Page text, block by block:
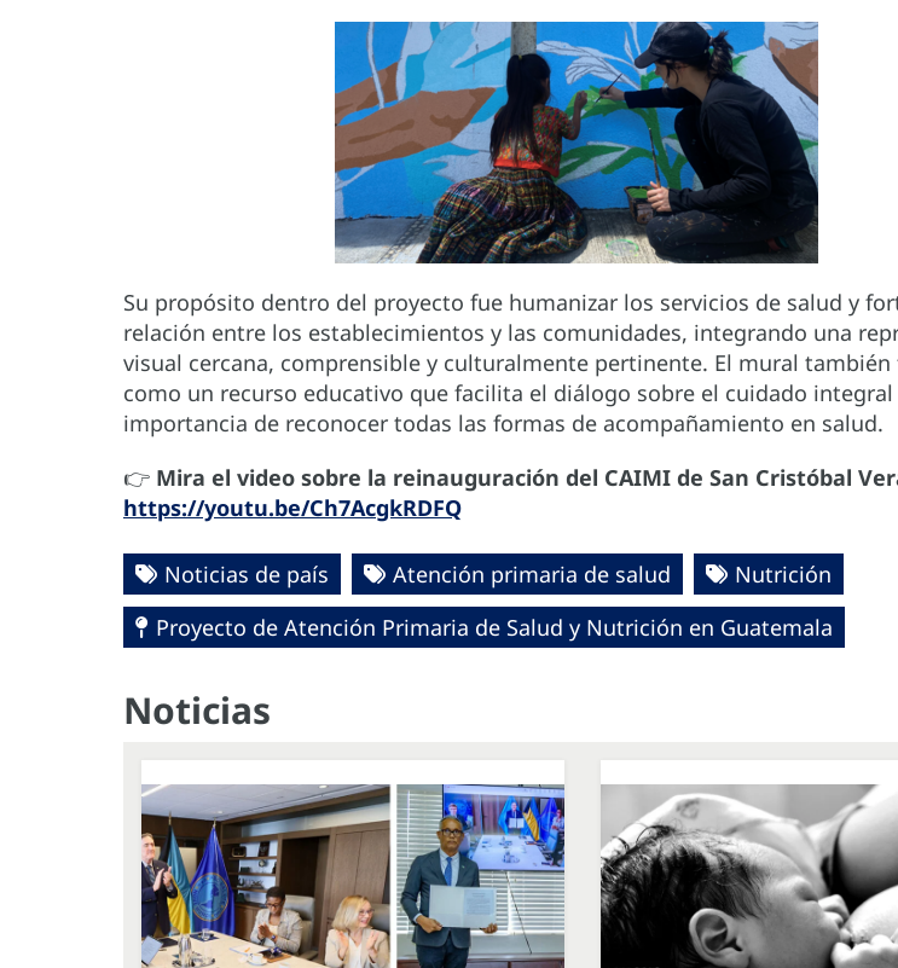
Su propósito dentro del proyecto fue humanizar los servicios de salud y
relación entre los establecimientos y las comunidades, integrando una
visual cercana, comprensible y culturalmente pertinente. El mural también
como un recurso educativo que facilita el diálogo sobre el cuidado integral
importancia de reconocer todas las formas de acompañamiento en salud.
👉 Mira el video sobre la reinauguración del CAIMI de San Cristóbal
https://youtu.be/Ch7AcgkRDFQ
Noticias de país Atención primaria de salud
Nutrición
Proyecto de Atención Primaria de Salud y Nutrición en Guatemala
Noticias